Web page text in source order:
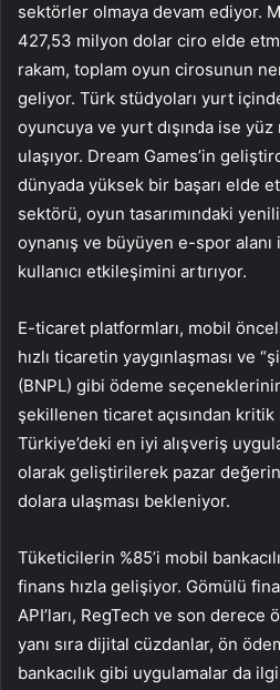
sektörler olmaya devam ediyor.
427,53 milyon dolar ciro elde
rakam, toplam oyun cirosunun
geliyor. Türk stüdyoları yurt
oyuncuya ve yurt dışında ise yüz
ulaşıyor. Dream Games’in
dünyada yüksek bir başarı elde
sektörü, oyun tasarımındaki
oynanış ve büyüyen e-spor
kullanıcı etkileşimini artırıyor.
E-ticaret platformları, mobil
hızlı ticaretin yaygınlaşması ve
(BNPL) gibi ödeme
şekillenen ticaret açısından
Türkiye’deki en iyi alışveriş
olarak geliştirilerek pazar
dolara ulaşması bekleniyor.
Tüketicilerin %85’i mobil
finans hızla gelişiyor. Gömülü
API’ları, RegTech ve son
yanı sıra dijital cüzdanlar, ön
bankacılık gibi uygulamalar da